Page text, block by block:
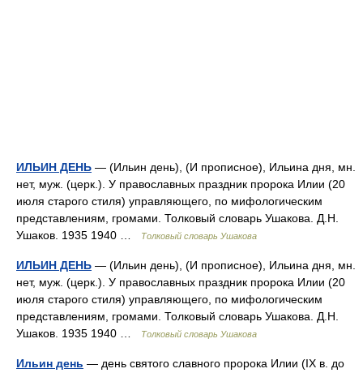
ИЛЬИН ДЕНЬ — (Ильин день), (И прописное), Ильина дня, мн.
нет, муж. (церк.). У православных праздник пророка Илии (20
июля старого стиля) управляющего, по мифологическим
представлениям, громами. Толковый словарь Ушакова. Д.Н.
Ушаков. 1935 1940 …
Толковый словарь Ушакова
ИЛЬИН ДЕНЬ — (Ильин день), (И прописное), Ильина дня, мн.
нет, муж. (церк.). У православных праздник пророка Илии (20
июля старого стиля) управляющего, по мифологическим
представлениям, громами. Толковый словарь Ушакова. Д.Н.
Ушаков. 1935 1940 …
Толковый словарь Ушакова
Ильин день — день святого славного пророка Илии (IX в. до